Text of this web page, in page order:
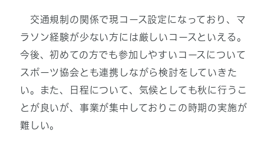
交通規制の関係で現コース設定になっており、マ
ラソン経験が少ない方には厳しいコースといえる。
今後、初めての方でも参加しやすいコースについて
スポーツ協会とも連携しながら検討をしていきた
い。また、日程について、気候としても秋に行うこ
とが良いが、事業が集中しておりこの時期の実施が
難しい。